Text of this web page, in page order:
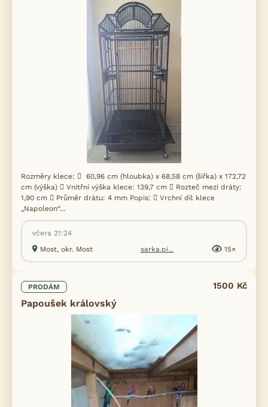
Rozměry klece:  60,96 cm (hloubka) x 68,58 cm (šířka) x 172,72
cm (výška)  Vnitřní výška klece: 139,7 cm  Rozteč mezi dráty:
1,90 cm  Průměr drátu: 4 mm Popis:  Vrchní díl klece
„Napoleon“...
včera 21:24
Most, okr. Most
sarka.pi... 15×
PRODÁM
Papoušek královský
1500 Kč